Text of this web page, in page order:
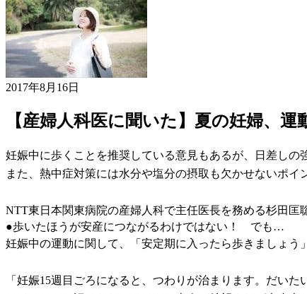
2017年8月16日
【産婦人科医に聞いた】夏の妊婦、
妊娠中に歩くことを推奨している意見もあるが、日差し
また、熱中症対策には水分や塩分の摂取も欠かせないポ
NTT東日本関東病院の産婦人科で主任医長を務める杉田匡
●歩いたほうが安産につながるわけではない！ でも…
妊娠中の運動に関して、「安定期に入ったら歩きましょう
「妊娠15週目ごろになると、つわりが治まります。だい